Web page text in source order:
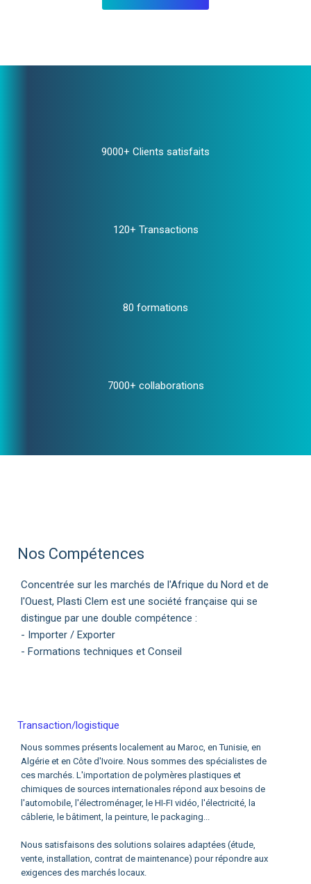
9000+ Clients satisfaits
120+ Transactions
80 formations
7000+ collaborations
Nos Compétences
Concentrée sur les marchés de l'Afrique du Nord et de
l'Ouest, Plasti Clem est une société française qui se
distingue par une double compétence :
- Importer / Exporter
- Formations techniques et Conseil
Transaction/logistique
Nous sommes présents localement au Maroc, en Tunisie, en
Algérie et en Côte d'Ivoire. Nous sommes des spécialistes de
ces marchés. L'importation de polymères plastiques et
chimiques de sources internationales répond aux besoins de
l'automobile, l'électroménager, le HI-FI vidéo, l'électricité, la
câblerie, le bâtiment, la peinture, le packaging...
Nous satisfaisons des solutions solaires adaptées (étude,
vente, installation, contrat de maintenance) pour répondre aux
exigences des marchés locaux.